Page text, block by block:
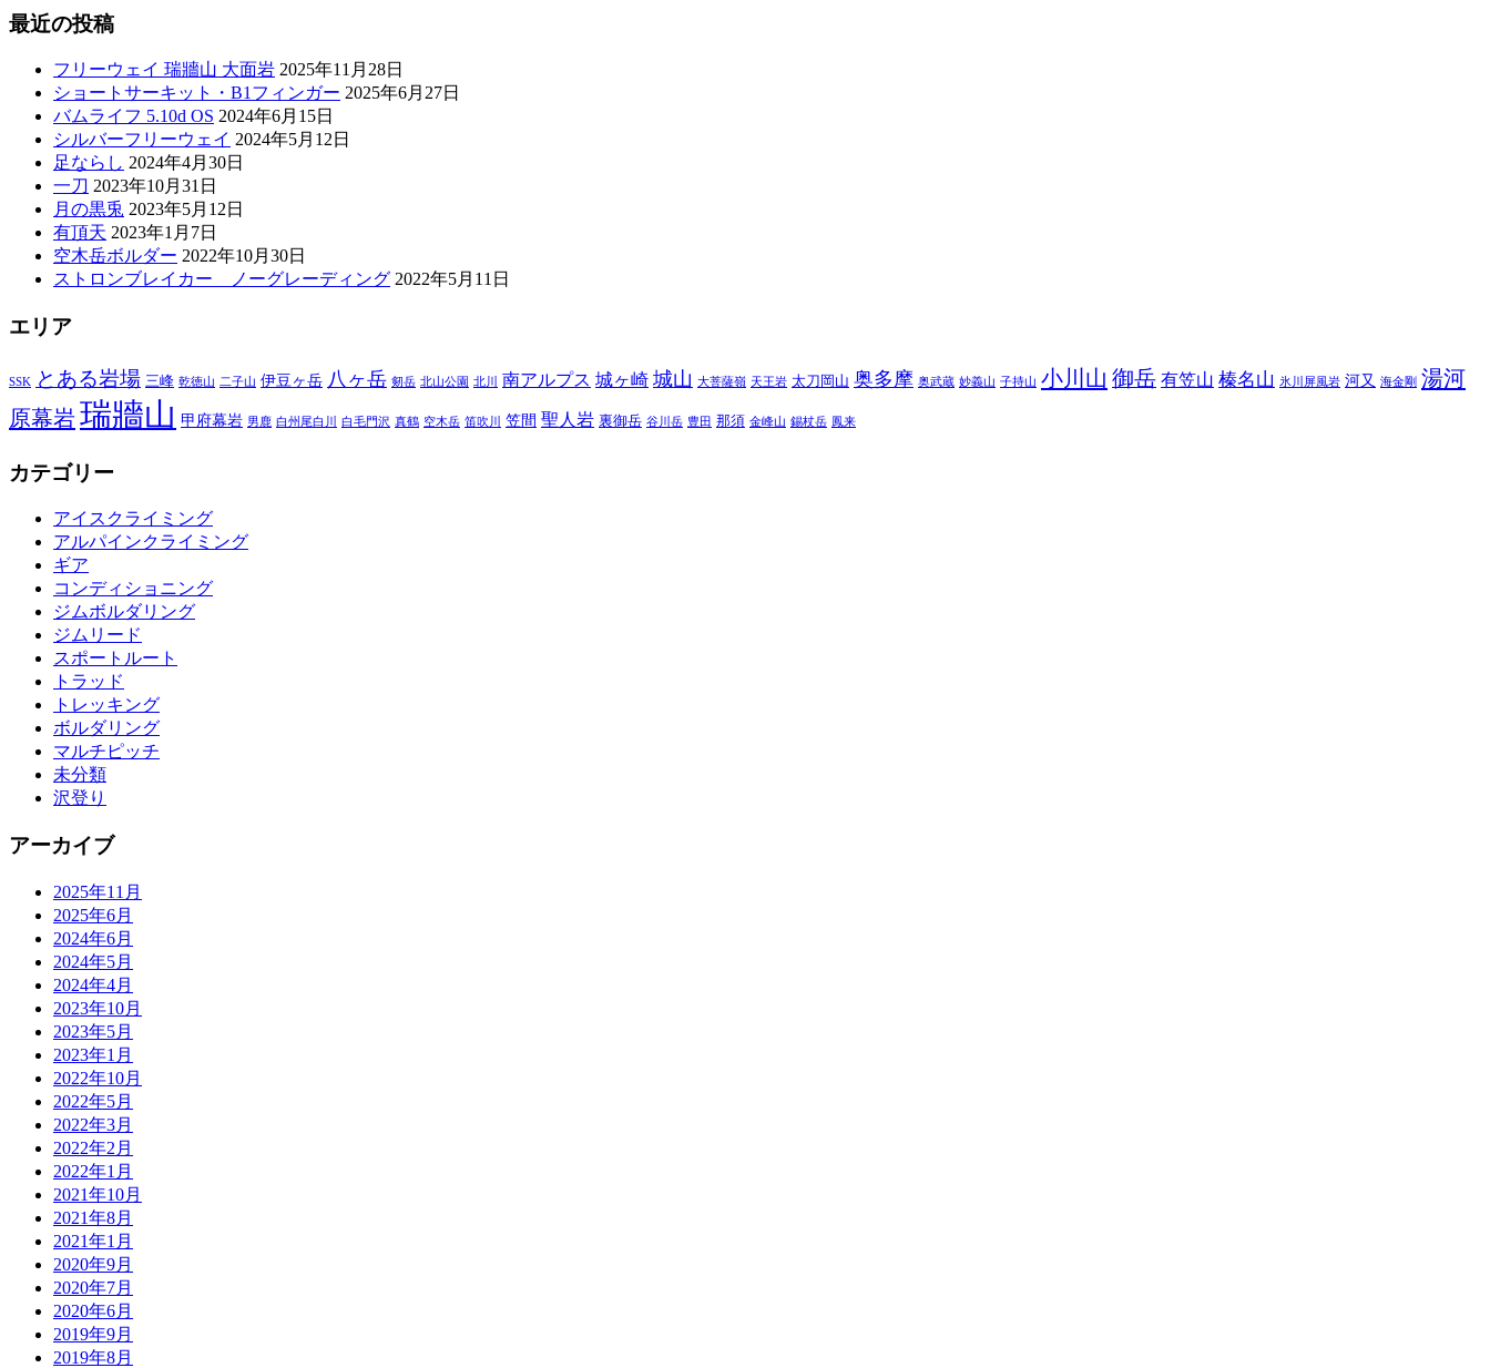
最近の投稿
フリーウェイ 瑞牆山 大面岩 2025年11月28日
ショートサーキット・B1フィンガー 2025年6月27日
バムライフ 5.10d OS 2024年6月15日
シルバーフリーウェイ 2024年5月12日
足ならし 2024年4月30日
一刀 2023年10月31日
月の黒兎 2023年5月12日
有頂天 2023年1月7日
空木岳ボルダー 2022年10月30日
ストロンブレイカー ノーグレーディング 2022年5月11日
エリア
SSK とある岩場 三峰 乾徳山 二子山 伊豆ヶ岳 八ヶ岳 剱岳 北山公園 北川 南アルプス 城ヶ崎 城山 大菩薩嶺 天王岩 太刀岡山 奥多摩 奥武蔵 妙義山 子持山 小川山 御岳 有笠山 榛名山 氷川屏風岩 河又 海金剛 湯河
原幕岩瑞牆山 甲府幕岩 男鹿 白州尾白川 白毛門沢 真鶴 空木岳 笛吹川 笠間 聖人岩 裏御岳 谷川岳 豊田 那須 金峰山 錫杖岳 鳳来
カテゴリー
アイスクライミング
アルパインクライミング
ギア
コンディショニング
ジムボルダリング
ジムリード
スポートルート
トラッド
トレッキング
ボルダリング
マルチピッチ
未分類
沢登り
アーカイブ
2025年11月
2025年6月
2024年6月
2024年5月
2024年4月
2023年10月
2023年5月
2023年1月
2022年10月
2022年5月
2022年3月
2022年2月
2022年1月
2021年10月
2021年8月
2021年1月
2020年9月
2020年7月
2020年6月
2019年9月
2019年8月